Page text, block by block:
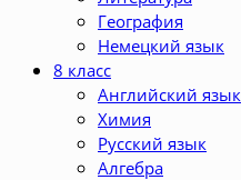
География
Немецкий язык
8 класс
Английский язык
Химия
Русский язык
Алгебра